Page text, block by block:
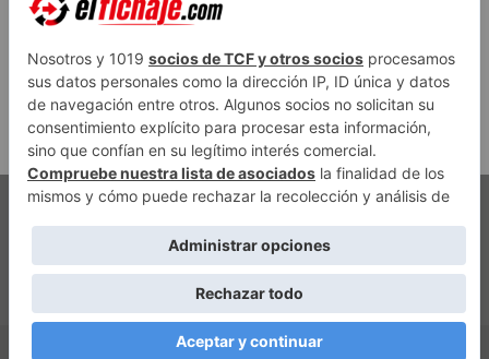
Casadó en su vuelta a Primera División
ADVERTISEMENT
AVISO LEGAL POLÍTICA DE PRIVACIDAD
CONTACTO
POLÍTICA EDITORIAL
QUIÉNES SOMOS
ACCESO REDACCIÓN